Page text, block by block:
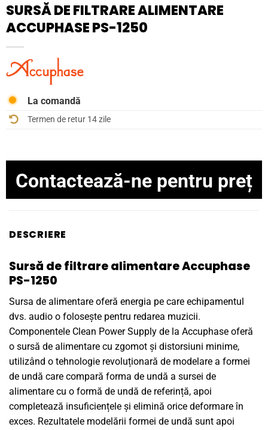
SURSĂ DE FILTRARE ALIMENTARE
ACCUPHASE PS-1250
La comandă
Termen de retur 14 zile
Contactează-ne pentru preț
DESCRIERE
Sursă de filtrare alimentare Accuphase
PS-1250
Sursa de alimentare oferă energia pe care echipamentul
dvs. audio o folosește pentru redarea muzicii.
Componentele Clean Power Supply de la Accuphase oferă
o sursă de alimentare cu zgomot și distorsiuni minime,
utilizând o tehnologie revoluționară de modelare a formei
de undă care compară forma de undă a sursei de
alimentare cu o formă de undă de referință, apoi
completează insuficiențele și elimină orice deformare în
exces. Rezultatele modelării formei de undă sunt apoi